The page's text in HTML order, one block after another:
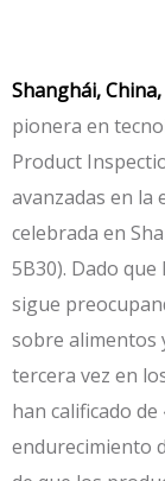
Shanghái,
pionera en
Product
avanzadas en la
celebrada en
5B30). Dado
sigue
sobre alimentos
tercera vez en
han calificado
endurecimiento